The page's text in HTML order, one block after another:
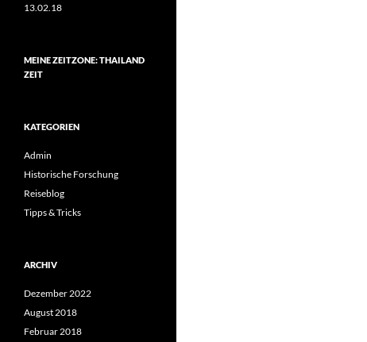
13.02.18
MEINE ZEITZONE: THAILAND
ZEIT
KATEGORIEN
Admin
Historische Forschung
Reiseblog
Tipps & Tricks
ARCHIV
Dezember 2022
August 2018
Februar 2018